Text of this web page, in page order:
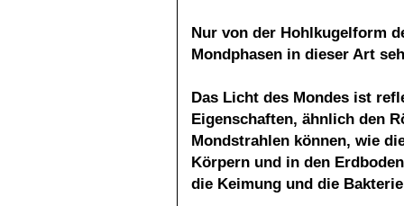
Nur von der Hohlkugelform
Mondphasen in dieser Art
Das Licht des Mondes ist
Eigenschaften, ähnlich den
Mondstrahlen können, wie
Körpern und in den
die Keimung und die